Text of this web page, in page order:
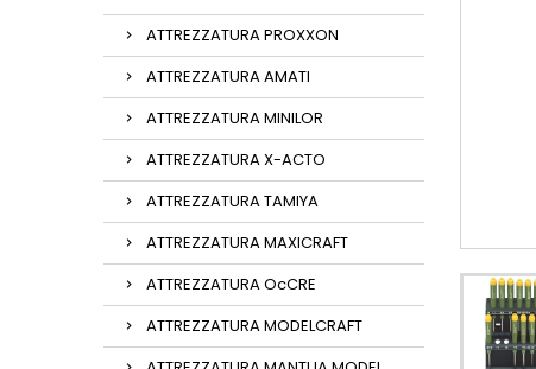
ATTREZZATURA PROXXON
ATTREZZATURA AMATI
ATTREZZATURA MINILOR
ATTREZZATURA X-ACTO
ATTREZZATURA TAMIYA
ATTREZZATURA MAXICRAFT
ATTREZZATURA OcCRE
ATTREZZATURA MODELCRAFT